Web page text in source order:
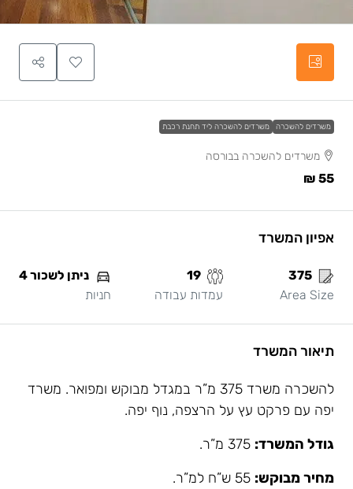
משרדים להשכרה משרדים להשכרה ליד תחנת רכבת
משרדים להשכרה בבורסה
55 ₪
אפיון המשרד
375
Area Size
19
עמדות עבודה
ניתן לשכור 4
חניות
תיאור המשרד
להשכרה משרד 375 מ”ר במגדל מבוקש ומפואר. משרד
יפה עם פרקט עץ על הרצפה, נוף יפה.
גודל המשרד:
מחיר מבוקש: